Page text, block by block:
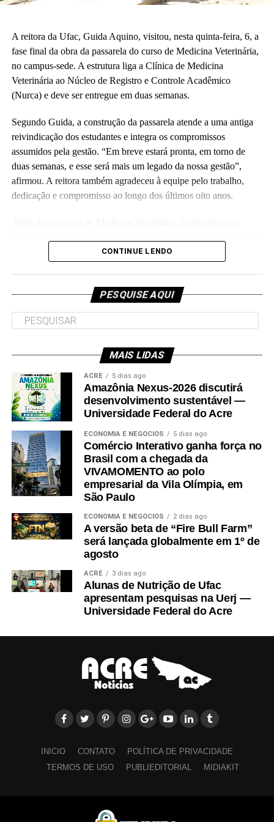
Também participaram da cerimônia o pró-reitor de Planejamento,
prefeito do campus, Artesson Cruz; além de professores, técnico-
administrativos, estudantes e representantes da construtora
responsável pela obra.
(Fhagner Soares, estagiário Ascom/Ufac)
A reitora da Ufac, Guida Aquino, visitou, nesta quinta-feira, 6, a
fase final da obra da passarela do curso de Medicina Veterinária,
no campus-sede. A estrutura liga a Clínica de Medicina
Veterinária ao Núcleo de Registro e Controle Acadêmico
(Nurca) e deve ser entregue em duas semanas.
Segundo Guida, a construção da passarela atende a uma antiga
reivindicação dos estudantes e integra os compromissos
assumidos pela gestão. “Em breve estará pronta, em torno de
duas semanas, e esse será mais um legado da nossa gestão”,
afirmou. A reitora também agradeceu à equipe pelo trabalho,
dedicação e compromisso ao longo dos últimos oito anos.
e deve ser entregue em breve.CONTINUE LENDO
PESQUISE AQUI
MAIS LIDAS
ACRE 5 dias ago
Amazônia Nexus-2026 discutirá
desenvolvimento sustentável —
Universidade Federal do Acre
ECONOMIA E NEGÓCIOS 5 dias ago
Comércio Interativo ganha força no
Brasil com a chegada da
VIVAMOMENTO ao polo
empresarial da Vila Olímpia, em
São Paulo
ECONOMIA E NEGÓCIOS 2 dias ago
A versão beta de “Fire Bull Farm”
será lançada globalmente em 1º de
agosto
ACRE 3 dias ago
Alunas de Nutrição de Ufac
apresentam pesquisas na Uerj —
Universidade Federal do Acre
INICIO CONTATO
POLÍTICA DE PRIVACIDADE
TERMOS DE USO
PUBLIEDITORIAL MIDIAKIT